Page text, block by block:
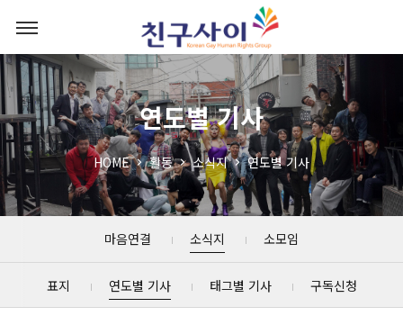
연도별 기사
HOME 활동 소식지 연도별 기사
마음연결 소식지 소모임
표지 연도별 기사 태그별 기사 구독신청